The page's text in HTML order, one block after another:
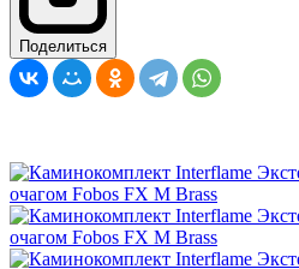
Поделиться